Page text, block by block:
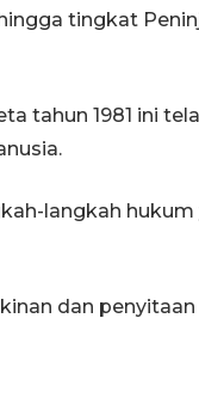
tingkat
tahun 1981 ini
langkah
dan